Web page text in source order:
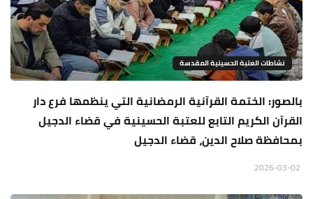
نشاطات العتبة الحسينية المقدسة
بالصور: الختمة القرآنية الرمضانية التي ينظمها فرع دار
القرآن الكريم التابع للعتبة الحسينية في قضاء الدجيل
بمحافظة صلاح الدين، قضاء الدجيل